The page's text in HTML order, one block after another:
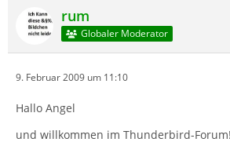
rum
Globaler Moderator
9. Februar 2009 um 11:10
Hallo Angel
und willkommen im Thunderbird-Forum!